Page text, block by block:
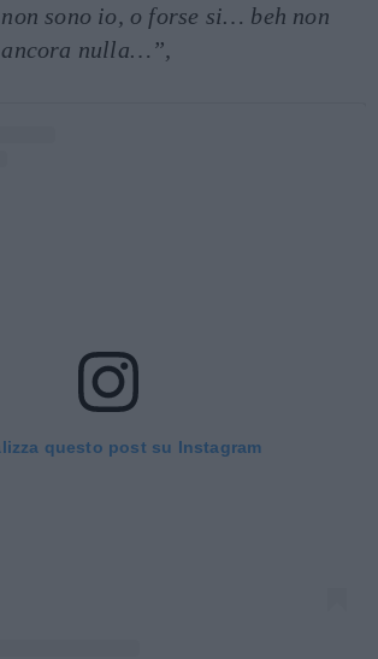
sono io, o forse si… beh non
nulla…”,
questo post su Instagram